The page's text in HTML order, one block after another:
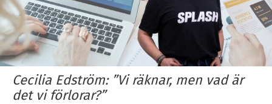
Cecilia Edström: ”Vi räknar, men vad är
det vi förlorar?”